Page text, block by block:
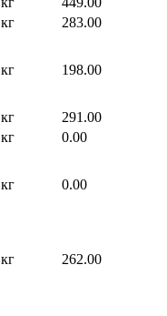
кг 283.00
кг 198.00
кг
291.00
кг 0.00
кг 0.00
кг 262.00